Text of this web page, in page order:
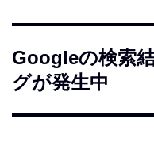
Googleの検索
グが発生中